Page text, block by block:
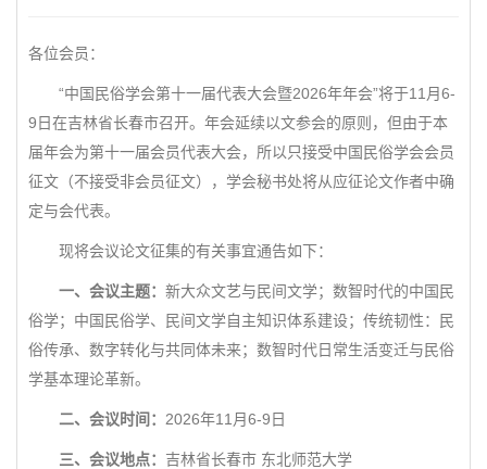
各位会员：
“中国民俗学会第十一届代表大会暨2026年年会”将于11月6-
9日在吉林省长春市召开。年会延续以文参会的原则，但由于本
届年会为第十一届会员代表大会，所以只接受中国民俗学会会员
征文（不接受非会员征文），学会秘书处将从应征论文作者中确
定与会代表。
现将会议论文征集的有关事宜通告如下：
一、会议主题： 新大众文艺与民间文学；数智时代的中国民
俗学；中国民俗学、民间文学自主知识体系建设；传统韧性：民
俗传承、数字转化与共同体未来；数智时代日常生活变迁与民俗
学基本理论革新。
二、会议时间： 2026年11月6-9日
三、会议地点： 吉林省长春市 东北师范大学